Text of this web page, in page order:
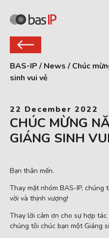
BAS-IP / News / Chúc
sinh vui vẻ
22 December 2022
CHÚC MỪNG
GIÁNG SINH
Bạn thân mến.
Thay mặt nhóm BAS-IP,
vời và thịnh vượng!
Thay lời cảm ơn cho sự hợp
chúng tôi chúc bạn một Giáng